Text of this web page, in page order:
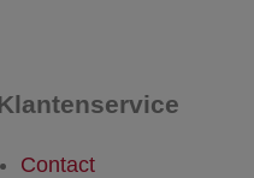
Contact